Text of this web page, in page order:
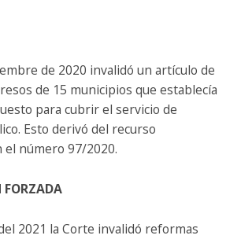
de 2020 invalidó un artículo de
de 15 municipios que establecía
para cubrir el servicio de
Esto derivó del recurso
el número 97/2020.
FORZADA
2021 la Corte invalidó reformas